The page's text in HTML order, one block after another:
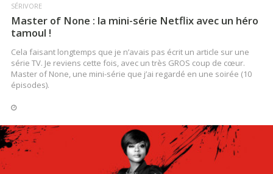
SÉRIVORE
Master of None : la mini-série Netflix avec un héro
tamoul !
Cela faisant longtemps que je n’avais pas écrit un article sur une
série TV. Je reviens cette fois, avec un très GROS coup de cœur.
Master of None, une mini-série que j’ai regardé en une soirée (10
épisodes).